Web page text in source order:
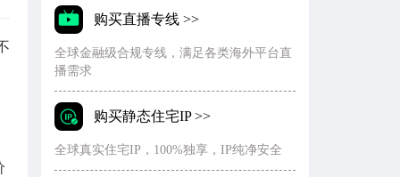
购买直播专线 >>
全球金融级合规专线，满足各类海外平台直
播需求
购买静态住宅IP >>
全球真实住宅IP，100%独享，IP纯净安全